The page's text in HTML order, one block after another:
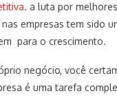
. a luta por
empresas tem sido
para o crescimento.
negócio, você
é uma tarefa